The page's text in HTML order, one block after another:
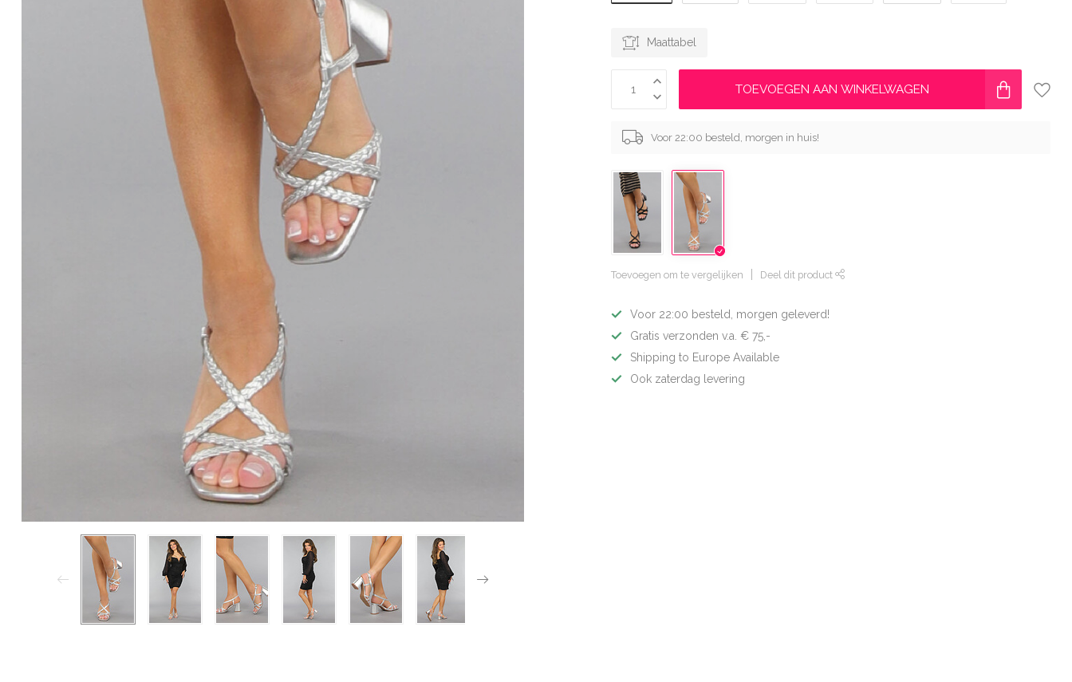
Maattabel
TOEVOEGEN AAN WINKELWAGEN
Voor 22:00 besteld, morgen in huis!
Toevoegen om te vergelijken Deel dit product
Voor 22:00 besteld, morgen geleverd!
Gratis verzonden v.a. € 75,-
Shipping to Europe Available
Ook zaterdag levering